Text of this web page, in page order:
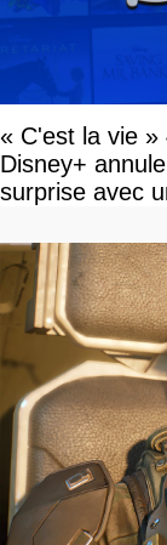
« C'est la vie »
Disney+
surprise avec